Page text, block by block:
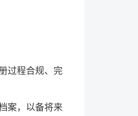
过程合规、完
案，以备将来